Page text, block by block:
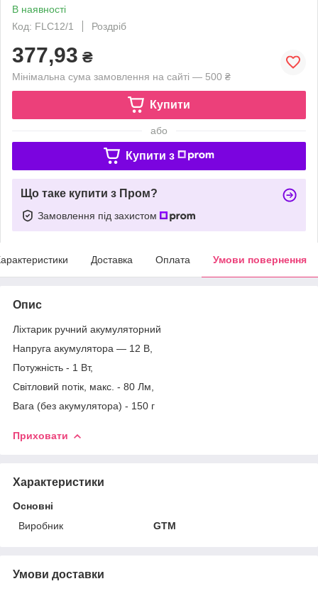
В наявності
Код: FLC12/1
Роздріб
377,93 ₴
Мінімальна сума замовлення на сайті — 500 ₴
Купити
або
Купити з
Що таке купити з Пром?
Замовлення під захистом
Доставка Оплата Умови повернення
Опис
Ліхтарик ручний акумуляторний
Напруга акумулятора — 12 В,
Потужність - 1 Вт,
Світловий потік, макс. - 80 Лм,
Вага (без акумулятора) - 150 г
Приховати
Характеристики
Основні
Виробник
GTM
Умови доставки